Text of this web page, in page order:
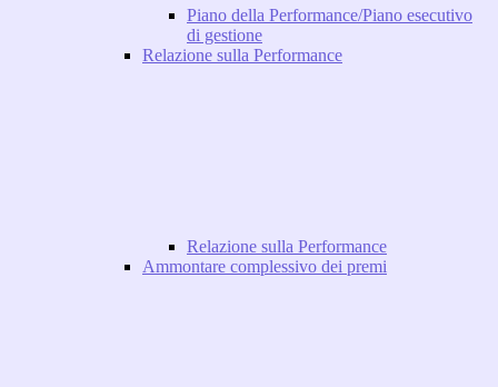
Piano della Performance/Piano esecutivo
di gestione
Relazione sulla Performance
Relazione sulla Performance
Ammontare complessivo dei premi